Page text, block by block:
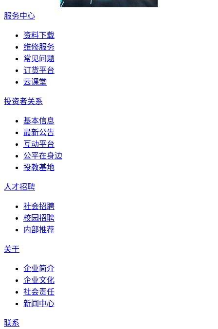
服务中心
资料下载
维修服务
常见问题
订货平台
云课堂
投资者关系
基本信息
最新公告
互动平台
公平在身边
投教基地
人才招聘
社会招聘
校园招聘
内部推荐
关于
企业简介
企业文化
社会责任
新闻中心
联系